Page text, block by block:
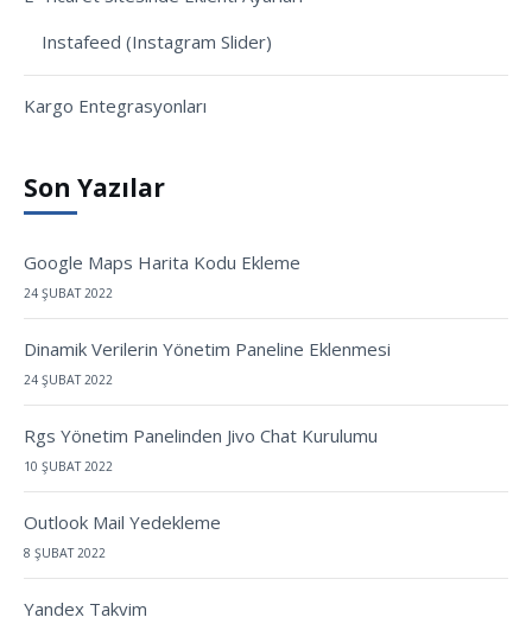
Instafeed (Instagram Slider)
Kargo Entegrasyonları
Son Yazılar
Google Maps Harita Kodu Ekleme
24 ŞUBAT 2022
Dinamik Verilerin Yönetim Paneline Eklenmesi
24 ŞUBAT 2022
Rgs Yönetim Panelinden Jivo Chat Kurulumu
10 ŞUBAT 2022
Outlook Mail Yedekleme
8 ŞUBAT 2022
Yandex Takvim